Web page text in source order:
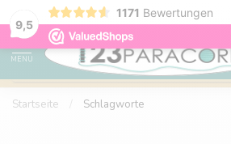
9,5
1171 Bewertungen
Kostenlose Lieferung nach Hause ab 150 €
MENU
Startseite Schlagworte